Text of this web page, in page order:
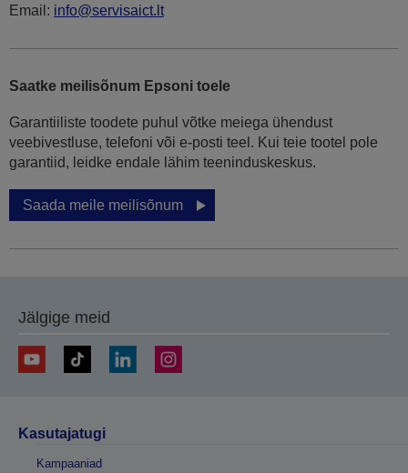
Email: info@servisaict.lt
Saatke meilisõnum Epsoni toele
Garantiiliste toodete puhul võtke meiega ühendust
veebivestluse, telefoni või e-posti teel. Kui teie tootel pole
garantiid, leidke endale lähim teeninduskeskus.
Saada meile meilisõnum
Jälgige meid
Kasutajatugi
Kampaaniad